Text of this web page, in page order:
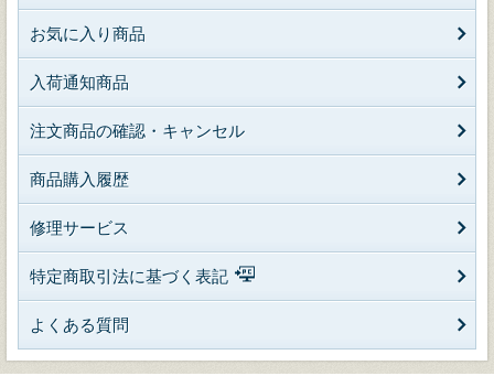
お気に入り商品
入荷通知商品
注文商品の確認・キャンセル
商品購入履歴
修理サービス
特定商取引法に基づく表記
よくある質問